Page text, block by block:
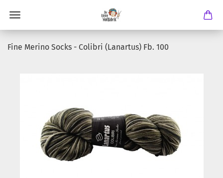
Fine Merino Socks - Colibri (Lanartus) Fb. 100